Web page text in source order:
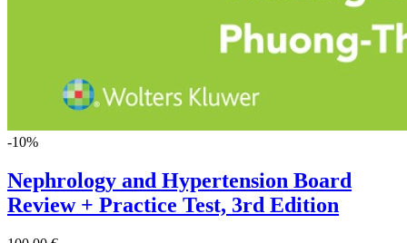
-10%
Nephrology and Hypertension Board
Review + Practice Test, 3rd Edition